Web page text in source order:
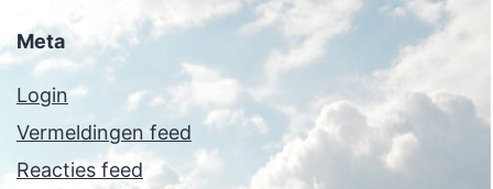
Meta
Login
Vermeldingen feed
Reacties feed